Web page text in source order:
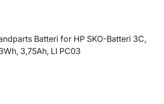
Batteri for HP SKO-Batteri 3C,
3,75Ah, LI PC03